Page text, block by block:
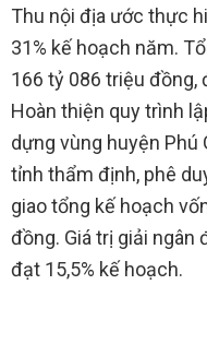
Thu nội địa ước thực
31% kế hoạch năm.
166 tỷ 086 triệu đồng,
Hoàn thiện quy trình
dựng vùng huyện Phú
tỉnh thẩm định, phê
giao tổng kế hoạch
đồng. Giá trị giải ngân
đạt 15,5% kế hoạch.